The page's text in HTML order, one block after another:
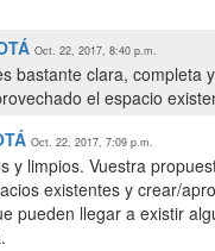
Oct. 22, 2017, 8:40 p.m.
bastante clara,
el espacio
Oct. 22, 2017, 7:09 p.m.
y limpios. Vuestra
existentes y crear/
pueden llegar a existir